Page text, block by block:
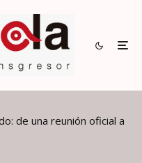
de una reunión oficial a